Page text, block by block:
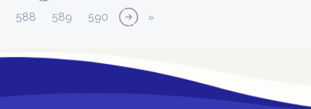
Página
588 Página
589 Página
590 Siguiente página
›› Última página
»